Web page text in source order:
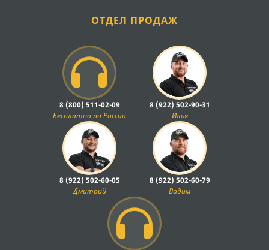
ОТДЕЛ ПРОДАЖ
8 (800) 511-02-09
Бесплатно по России
8 (922) 502-90-31
Илья
8 (922) 502-60-05
Дмитрий
8 (922) 502-60-79
Вадим